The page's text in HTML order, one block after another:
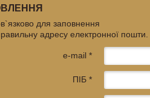
для заповнення
адресу електронної
e-mail *
ПІБ *